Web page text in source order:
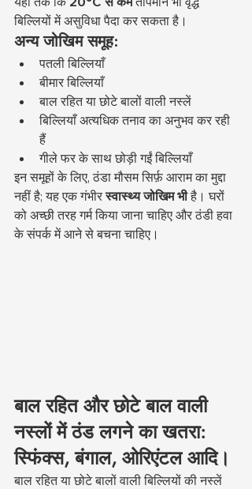
बिल्लियों में असुविधा पैदा कर सकता है।
अन्य जोखिम समूह:
पतली बिल्लियाँ
बीमार बिल्लियाँ
बाल रहित या छोटे बालों वाली नस्लें
बिल्लियाँ अत्यधिक तनाव का अनुभव कर रही
हैं
गीले फर के साथ छोड़ी गईं बिल्लियाँ
इन समूहों के लिए, ठंडा मौसम सिर्फ़ आराम का मुद्दा
नहीं है; यह एक गंभीर स्वास्थ्य जोखिम भी है। घरों
को अच्छी तरह गर्म किया जाना चाहिए और ठंडी हवा
के संपर्क में आने से बचना चाहिए।
बाल रहित और छोटे बाल वाली
नस्लों में ठंड लगने का खतरा:
स्फिंक्स, बंगाल, ओरिएंटल आदि।
बाल रहित या छोटे बालों वाली बिल्लियों की नस्लें